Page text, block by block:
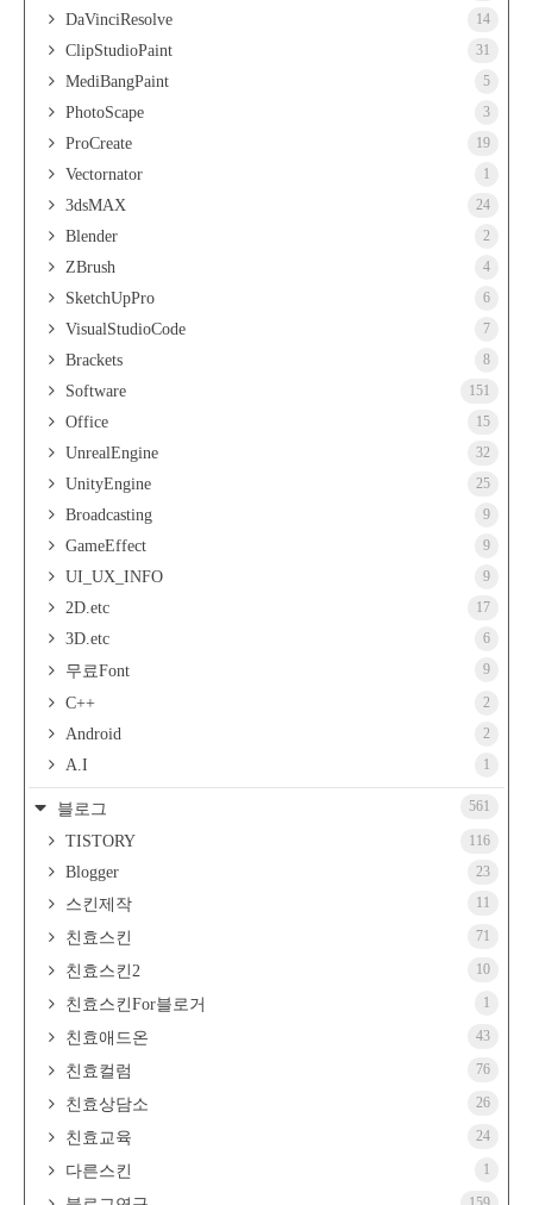
DaVinciResolve 14
ClipStudioPaint 31
MediBangPaint 5
PhotoScape 3
ProCreate 19
Vectornator 1
3dsMAX 24
Blender 2
ZBrush 4
SketchUpPro 6
VisualStudioCode 7
Brackets 8
Software 151
Office 15
UnrealEngine 32
UnityEngine 25
Broadcasting 9
GameEffect 9
UI_UX_INFO 9
2D.etc 17
3D.etc 6
무료Font 9
C++ 2
Android 2
A.I 1
블로그 561
TISTORY 116
Blogger 23
스킨제작 11
친효스킨 71
친효스킨2 10
친효스킨For블로거 1
친효애드온 43
친효컬럼 76
친효상담소 26
친효교육 24
다른스킨 1